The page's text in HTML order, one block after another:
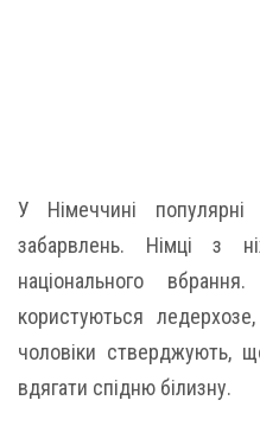
У Німеччині
забарвлень. Німці з
національного
користуються
чоловіки стверджують,
вдягати спідню білизну.